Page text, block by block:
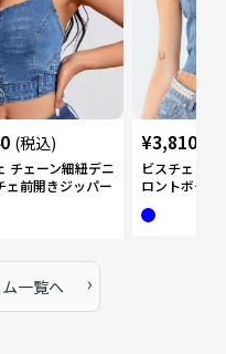
(税込)
チェーン細紐デニ
ェ前開きジッパー
¥3,810
ビスチェ デ
ロントボタン
一覧へ ›